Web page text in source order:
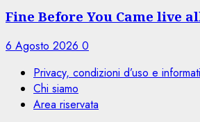
Fine Before You Came live
6 Agosto 2026 0
Privacy, condizioni d’uso e
Chi siamo
Area riservata